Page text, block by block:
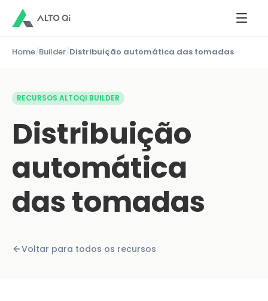
Home/Builder/Distribuição automática das tomadas
RECURSOS ALTOQI BUILDER
Distribuição
automática
das tomadas
Voltar para todos os recursos